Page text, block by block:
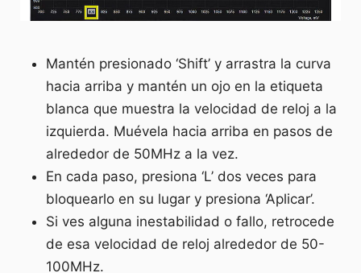
Mantén presionado ‘Shift’ y arrastra la curva
hacia arriba y mantén un ojo en la etiqueta
blanca que muestra la velocidad de reloj a la
izquierda. Muévela hacia arriba en pasos de
alrededor de 50MHz a la vez.
En cada paso, presiona ‘L’ dos veces para
bloquearlo en su lugar y presiona ‘Aplicar’.
Si ves alguna inestabilidad o fallo, retrocede
de esa velocidad de reloj alrededor de 50-
100MHz.